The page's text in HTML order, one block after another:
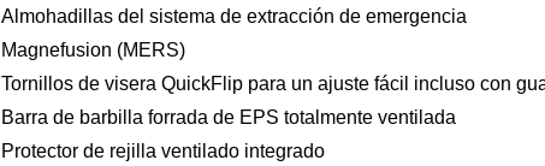
Almohadillas del sistema de extracción de emergencia
Magnefusion (MERS)
Tornillos de visera QuickFlip para un ajuste fácil incluso con
Barra de barbilla forrada de EPS totalmente ventilada
Protector de rejilla ventilado integrado